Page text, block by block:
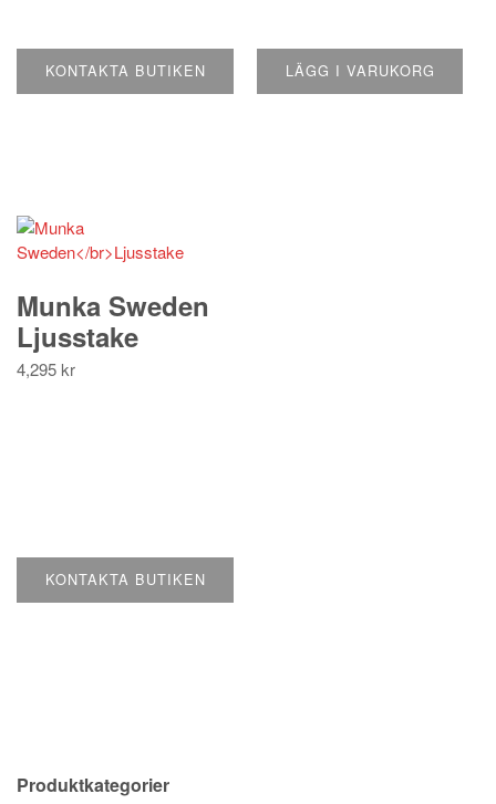
KONTAKTA BUTIKEN LÄGG I VARUKORG
Munka Sweden
Ljusstake
4,295 kr
KONTAKTA BUTIKEN
Produktkategorier